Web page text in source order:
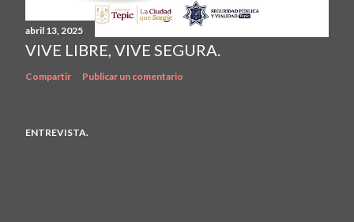
abril 13, 2025
VIVE LIBRE, VIVE SEGURA.
Compartir Publicar un comentario
ENTREVISTA.